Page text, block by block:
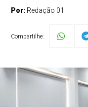
Por: Redação 01
Compartilhe: